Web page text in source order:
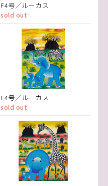
F4号／ルーカス
sold out
F4号／ルーカス
sold out